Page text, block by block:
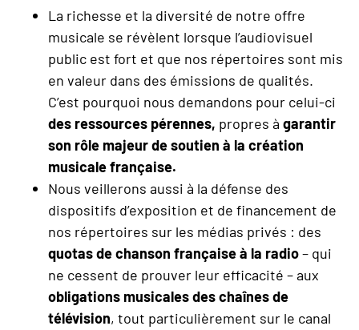
La richesse et la diversité de notre offre
musicale se révèlent lorsque l’audiovisuel
public est fort et que nos répertoires sont mis
en valeur dans des émissions de qualités.
C’est pourquoi nous demandons pour celui-ci
des ressources pérennes, propres à garantir
son rôle majeur de soutien à la création
musicale française.
Nous veillerons aussi à la défense des
dispositifs d’exposition et de financement de
nos répertoires sur les médias privés : des
quotas de chanson française à la radio– qui
ne cessent de prouver leur efficacité – aux
obligations musicalesdes chaînes de
télévision, tout particulièrement sur le canal